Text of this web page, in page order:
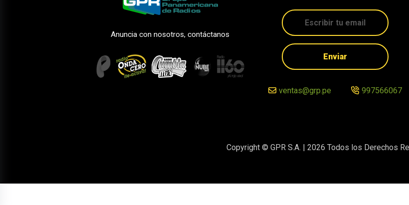
Anuncia con nosotros, contáctanos
Enviar
ventas@grp.pe 997566067
Copyright © GPR S.A. | 2026 Todos los Derechos